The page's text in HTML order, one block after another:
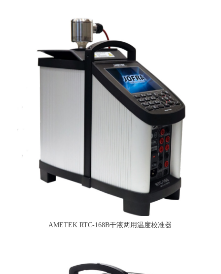
AMETEK RTC-168B干液两用温度校准器